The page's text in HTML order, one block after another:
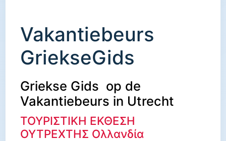
Vakantiebeurs
GriekseGids
Griekse Gids op de
Vakantiebeurs in Utrecht
ΤΟΥΡΙΣΤΙΚΗ ΕΚΘΕΣΗ
ΟΥΤΡΕΧΤΗΣ Ολλανδία